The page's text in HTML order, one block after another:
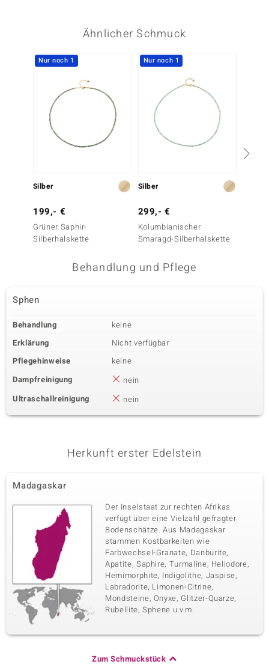
Ähnlicher Schmuck
Nur noch 1
Silber
199,- €
Grüner Saphir-
Silberhalskette
Nur noch 1
Silber
299,- €
Kolumbianischer
Smaragd-Silberhalskette
Behandlung und Pflege
Sphen
Behandlung
keine
Erklärung
Nicht verfügbar
Pflegehinweise
keine
Dampfreinigung
nein
Ultraschallreinigung
nein
Herkunft erster Edelstein
Madagaskar
Der Inselstaat zur rechten Afrikas
verfügt über eine Vielzahl gefragter
Bodenschätze. Aus Madagaskar
stammen Kostbarkeiten wie
Farbwechsel-Granate, Danburite,
Apatite, Saphire, Turmaline, Heliodore,
Hemimorphite, Indigolithe, Jaspise,
Labradorite, Limonen-Citrine,
Mondsteine, Onyxe, Glitzer-Quarze,
Rubellite, Sphene u.v.m.
Zum Schmuckstück